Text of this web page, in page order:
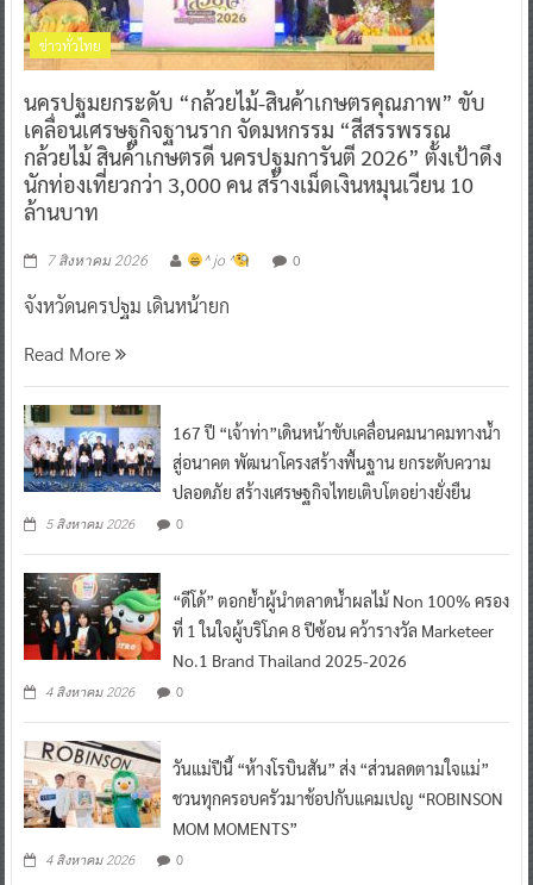
ข่าวทั่วไทย
นครปฐมยกระดับ “กล้วยไม้-สินค้าเกษตรคุณภาพ” ขับ
เคลื่อนเศรษฐกิจฐานราก จัดมหกรรม “สีสรรพรรณ
กล้วยไม้ สินค้าเกษตรดี นครปฐมการันตี 2026” ตั้งเป้าดึง
นักท่องเที่ยวกว่า 3,000 คน สร้างเม็ดเงินหมุนเวียน 10
ล้านบาท
7 สิงหาคม 2026 ^ jo ^ 0
จังหวัดนครปฐม เดินหน้ายก
Read More
167 ปี “เจ้าท่า”เดินหน้าขับเคลื่อนคมนาคมทางน้ำ
สู่อนาคต พัฒนาโครงสร้างพื้นฐาน ยกระดับความ
ปลอดภัย สร้างเศรษฐกิจไทยเติบโตอย่างยั่งยืน
5 สิงหาคม 2026 0
“ดีโด้” ตอกย้ำผู้นำตลาดน้ำผลไม้ Non 100% ครอง
ที่ 1 ในใจผู้บริโภค 8 ปีซ้อน คว้ารางวัล Marketeer
No.1 Brand Thailand 2025-2026
4 สิงหาคม 2026 0
วันแม่ปีนี้ “ห้างโรบินสัน” ส่ง “ส่วนลดตามใจแม่”
ชวนทุกครอบครัวมาช้อปกับแคมเปญ “ROBINSON
MOM MOMENTS”
4 สิงหาคม 2026 0